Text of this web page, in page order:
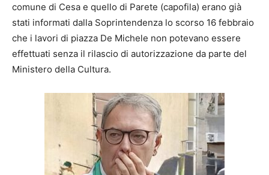
comune di Cesa e quello di Parete (capofila) erano già
stati informati dalla Soprintendenza lo scorso 16 febbraio
che i lavori di piazza De Michele non potevano essere
effettuati senza il rilascio di autorizzazione da parte del
Ministero della Cultura.